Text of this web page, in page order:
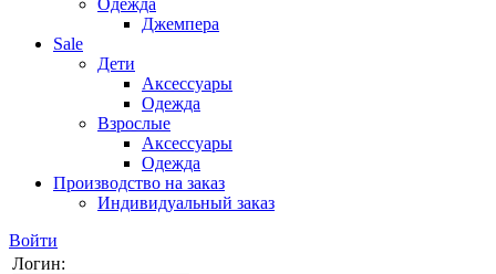
Одежда
Джемпера
Sale
Дети
Аксессуары
Одежда
Взрослые
Аксессуары
Одежда
Производство на заказ
Индивидуальный заказ
Войти
Логин: